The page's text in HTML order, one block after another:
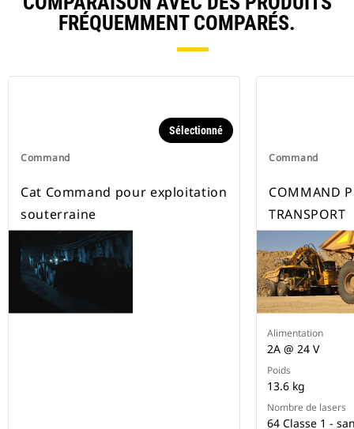
FRÉQUEMMENT COMPARÉS.
Command
Sélectionné
Cat Command pour exploitation
souterraine
Command
COMMAND
TRANSPORT
Alimentation
2A @ 24 V
Poids
13.6 kg
Nombre de lasers
64 Classe 1 -